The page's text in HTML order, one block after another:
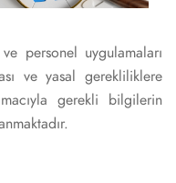
personel uygulamaları
ve yasal gerekliliklere
gerekli bilgilerin